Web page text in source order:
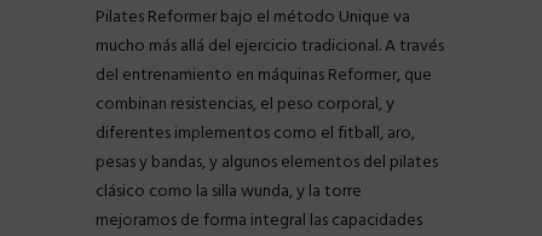
Pilates Reformer bajo el método Unique va
mucho más allá del ejercicio tradicional. A través
del entrenamiento en máquinas Reformer, que
combinan resistencias, el peso corporal, y
diferentes implementos como el fitball, aro,
pesas y bandas, y algunos elementos del pilates
clásico como la silla wunda, y la torre
mejoramos de forma integral las capacidades